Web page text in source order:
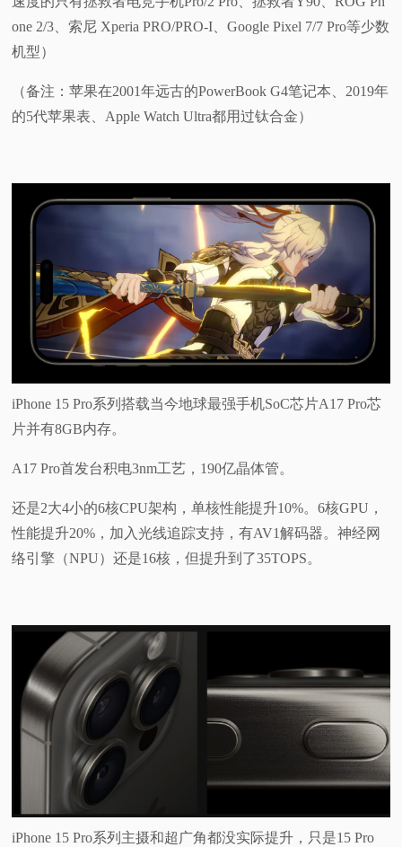
one 2/3、索尼 Xperia PRO/PRO-I、Google Pixel 7/7 Pro等少数
机型）
（备注：苹果在2001年远古的PowerBook G4笔记本、2019年
的5代苹果表、Apple Watch Ultra都用过钛合金）
iPhone 15 Pro系列搭载当今地球最强手机SoC芯片A17 Pro芯
片并有8GB内存。
A17 Pro首发台积电3nm工艺，190亿晶体管。
还是2大4小的6核CPU架构，单核性能提升10%。6核GPU，
性能提升20%，加入光线追踪支持，有AV1解码器。神经网
络引擎（NPU）还是16核，但提升到了35TOPS。
iPhone 15 Pro系列主摄和超广角都没实际提升，只是15 Pro